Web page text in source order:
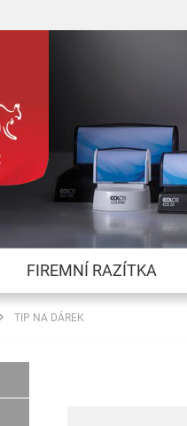
FIREMNÍ RAZÍTKA
TIP NA DÁREK